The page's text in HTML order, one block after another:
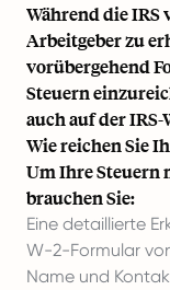
Während die IRS
Arbeitgeber zu
vorübergehend
Steuern
auch auf der
Wie reichen Sie
Um Ihre Steuern
brauchen Sie:
Eine detaillierte
W-2-Formular
Name und